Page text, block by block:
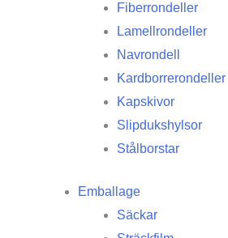
Fiberrondeller
Lamellrondeller
Navrondell
Kardborrerondeller
Kapskivor
Slipdukshylsor
Stålborstar
Emballage
Säckar